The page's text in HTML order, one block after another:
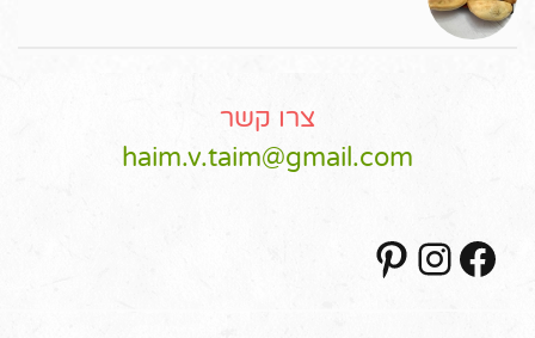
צרו קשר
haim.v.taim@gmail.com
Facebook
Instagram